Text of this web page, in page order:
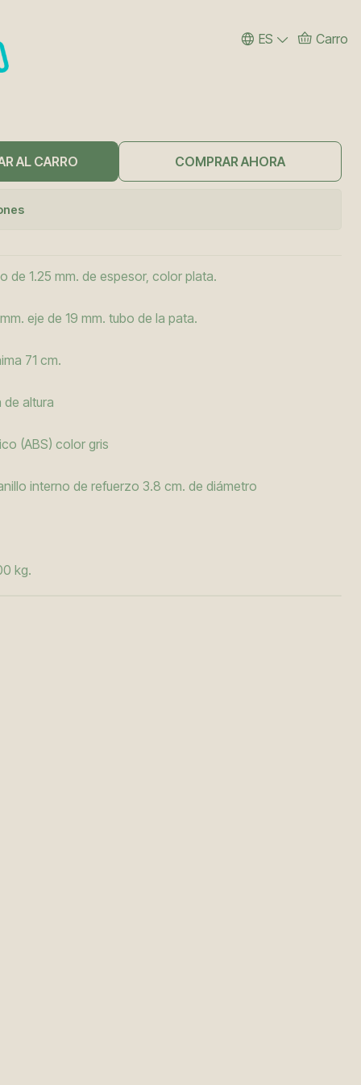
ES Carro
AL CARRO COMPRAR AHORA
de 1.25 mm. de espesor, color plata.
eje de 19 mm. tubo de la pata.
71 cm.
altura
(ABS) color gris
interno de refuerzo 3.8 cm. de diámetro
kg.